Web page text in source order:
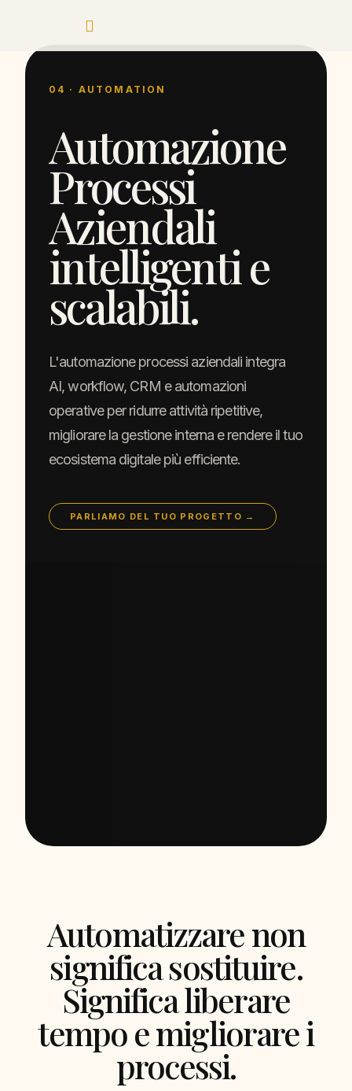
04 · AUTOMATION
Automazione
Processi
Aziendali
intelligenti e
scalabili.
L'automazione processi aziendali integra
AI, workflow, CRM e automazioni
operative per ridurre attività ripetitive,
migliorare la gestione interna e rendere il tuo
ecosistema digitale più efficiente.
PARLIAMO DEL TUO PROGETTO →
Automatizzare non
significa sostituire.
Significa liberare
tempo e migliorare i
processi.